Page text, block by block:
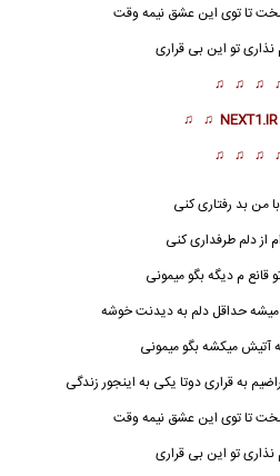
تا توی این عشق نیمه وقت
تو این بی قراری
♫ ♫ ♫
NEXT1.IR
♫ ♫
♫ ♫ ♫
من بد رفتاری کنی
از دلم طرفداری کنی
قانع م دیگه بگو میمونی
میشه حداقل دلم به دیدنت خوشه
آتیش میکشه بگو میمونی
به قراری دوتا یکی به اینجور زندگی
تا توی این عشق نیمه وقت
تو این بی قراری